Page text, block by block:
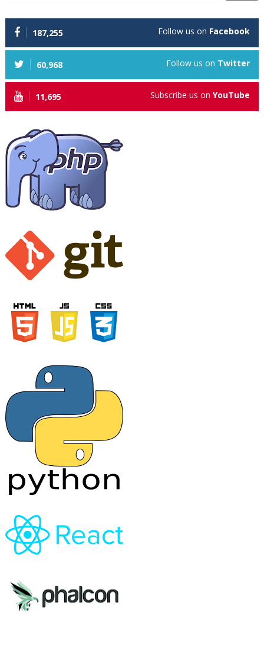
187,255 Follow us on Facebook
60,968 Follow us on Twitter
11,695 Subscribe us onYouTube